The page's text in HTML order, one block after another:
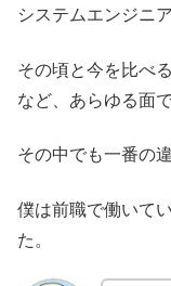
システムエンジニ
その頃と今を比べ
など、あらゆる面
その中でも一番の
僕は前職で働いて
た。